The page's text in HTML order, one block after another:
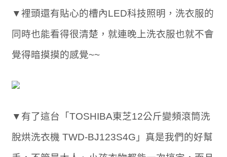
▼裡頭還有貼心的槽內LED科技照明，洗衣服的
同時也能看得很清楚，就連晚上洗衣服也就不會
覺得暗摸摸的感覺~~
▼有了這台「TOSHIBA東芝12公斤變頻滾筒洗
脫烘洗衣機 TWD-BJ123S4G」真是我們的好幫